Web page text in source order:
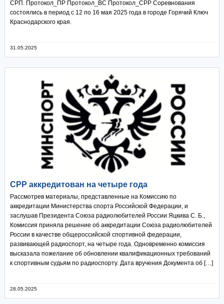
СРП. Протокол_ПР Протокол_ВС Протокол_СРР Соревнования
состоялись в период с 12 по 16 мая 2025 года в городе Горячий Ключ
Краснодарского края.
31.05.2025
СРР аккредитован на четыре года
Рассмотрев материалы, представленные на Комиссию по
аккредитации Министерства спорта Российской Федерации, и
заслушав Президента Союза радиолюбителей России Яцкива С. Б.,
Комиссия приняла решение об аккредитации Союза радиолюбителей
России в качестве общероссийской спортивной федерации,
развивающей радиоспорт, на четыре года. Одновременно комиссия
высказала пожелание об обновлении квалификационных требований
к спортивным судьям по радиоспорту. Дата вручения Документа об […]
28.05.2025